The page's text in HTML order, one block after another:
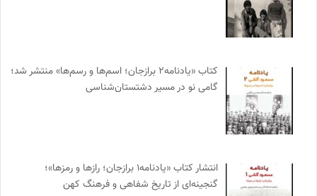
کتاب «یادنامه۲ برازجان؛ اسم‌ها و رسم‌ها» منتشر شد؛
گامی نو در مسیر دشتستان‌شناسی
انتشار کتاب «یادنامه۱ برازجان؛ رازها و رمزها»؛
گنجینه‌ای از تاریخ شفاهی و فرهنگ کهن